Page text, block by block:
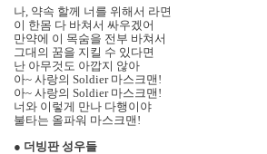
나, 약속 할께 너를 위해서 라면
이 한몸 다 바쳐서 싸우겠어
만약에 이 목숨을 전부 바쳐서
그대의 꿈을 지킬 수 있다면
난 아무것도 아깝지 않아
아~ 사랑의 Soldier 마스크맨!
아~ 사랑의 Soldier 마스크맨!
너와 이렇게 만나 다행이야
불타는 올파워 마스크맨!
● 더빙판 성우들